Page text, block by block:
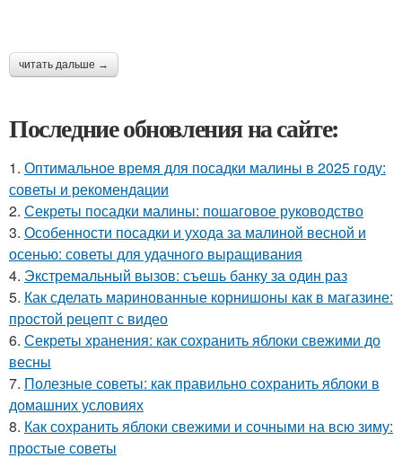
читать дальше →
Последние обновления на сайте:
1. Оптимальное время для посадки малины в 2025 году:
советы и рекомендации
2. Секреты посадки малины: пошаговое руководство
3. Особенности посадки и ухода за малиной весной и
осенью: советы для удачного выращивания
4. Экстремальный вызов: съешь банку за один раз
5. Как сделать маринованные корнишоны как в магазине:
простой рецепт с видео
6. Секреты хранения: как сохранить яблоки свежими до
весны
7. Полезные советы: как правильно сохранить яблоки в
домашних условиях
8. Как сохранить яблоки свежими и сочными на всю зиму:
простые советы